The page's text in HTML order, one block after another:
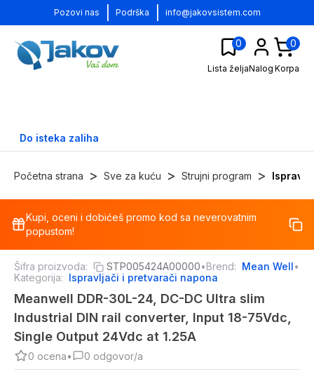
Pozovi nas Podrška info@jakovsistem.com
0
Lista željaNalog
0
Korpa
Do isteka zaliha
Početna strana > Sve za kuću > Strujni program >
%
Kupi, oceni i dobićeš promo kod sa neverovatnim
popustom!
Šifra proizvoda: STP005424A00000•Brend: Mean Well•
Kategorija: Ispravljači i pretvarači napona
Meanwell DDR-30L-24, DC-DC Ultra slim
Industrial DIN rail converter, Input 18-75Vdc,
Single Output 24Vdc at 1.25A
0 ocena• 0 odgovor/a